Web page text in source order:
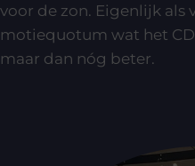
voor de zon. Eigenlijk als
motiequotum wat het
maar dan nóg beter.